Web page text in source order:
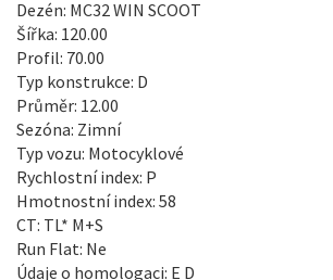
Dezén: MC32 WIN SCOOT
Šířka: 120.00
Profil: 70.00
Typ konstrukce: D
Průměr: 12.00
Sezóna: Zimní
Typ vozu: Motocyklové
Rychlostní index: P
Hmotnostní index: 58
CT: TL* M+S
Run Flat: Ne
Údaje o homologaci: E D